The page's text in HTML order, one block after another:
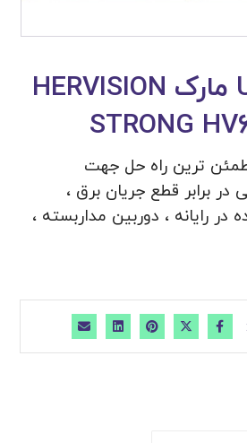
دستگاه UPS مارک HERVISION
ترین راه حل جهت
در برابر قطع جریان برق ،
رایانه ، دوربین مداربسته ،